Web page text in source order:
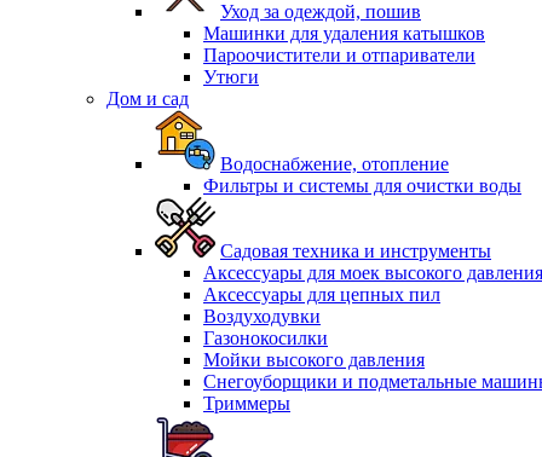
Уход за одеждой, пошив
Машинки для удаления катышков
Пароочистители и отпариватели
Утюги
Дом и сад
Водоснабжение, отопление
Фильтры и системы для очистки воды
Садовая техника и инструменты
Аксессуары для моек высокого давления
Аксессуары для цепных пил
Воздуходувки
Газонокосилки
Мойки высокого давления
Снегоуборщики и подметальные
Триммеры